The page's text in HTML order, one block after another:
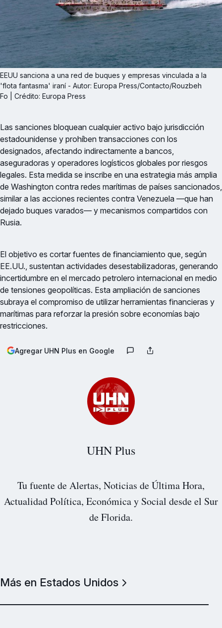
EEUU sanciona a una red de buques y empresas vinculada a la
'flota fantasma' iraní - Autor: Europa Press/Contacto/Rouzbeh
Fo | Crédito: Europa Press
Las sanciones bloquean cualquier activo bajo jurisdicción
estadounidense y prohíben transacciones con los
designados, afectando indirectamente a bancos,
aseguradoras y operadores logísticos globales por riesgos
legales. Esta medida se inscribe en una estrategia más amplia
de Washington contra redes marítimas de países sancionados,
similar a las acciones recientes contra Venezuela —que han
dejado buques varados— y mecanismos compartidos con
Rusia.
El objetivo es cortar fuentes de financiamiento que, según
EE.UU., sustentan actividades desestabilizadoras, generando
incertidumbre en el mercado petrolero internacional en medio
de tensiones geopolíticas. Esta ampliación de sanciones
subraya el compromiso de utilizar herramientas financieras y
marítimas para reforzar la presión sobre economías bajo
restricciones.
Agregar UHN Plus en Google
UHN Plus
Tu fuente de Alertas, Noticias de Última Hora,
Actualidad Política, Económica y Social desde el Sur
de Florida.
Más en Estados Unidos